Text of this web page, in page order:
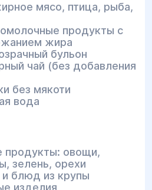
мясо, птица, рыба,
продукты с
жира
бульон
чай (без добавления
без мякоти
вода
продукты: овощи,
зелень, орехи
блюд из крупы
изделия